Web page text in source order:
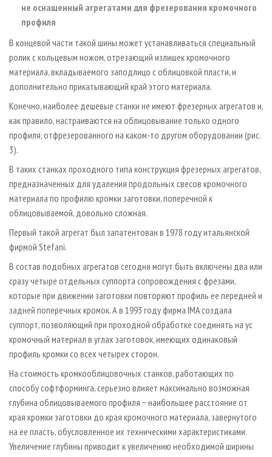
не оснащенный агрегатами для фрезерования кромочного
профиля
В концевой части такой шины может устанавливаться специальный
ролик с кольцевым ножом, отрезающий излишек кромочного
материала, вкладываемого заподлицо с облицовкой пласти, и
дополнительно прикатывающий край этого материала.
Конечно, наиболее дешевые станки не имеют фрезерных агрегатов и,
как правило, настраиваются на облицовывание только одного
профиля, отфрезерованного на каком­-то другом оборудовании (рис.
3).
В таких станках проходного типа конструкция фрезерных агрегатов,
предназначенных для удаления продольных свесов кромочного
материала по профилю кромки заготовки, поперечной к
облицовываемой, довольно сложная.
Первый такой агрегат был запатентован в 1978 году итальянской
фирмой Stefani.
В состав подобных агрегатов сегодня могут быть включены два или
сразу четыре отдельных суппорта сопровождения с фрезами,
которые при движении заготовки повторяют профиль ее передней и
задней поперечных кромок. А в 1993 году фирма IMA создала
суппорт, позволяющий при проходной обработке соединять на ус
кромочный материал в углах заготовок, имеющих одинаковый
профиль кромки со всех четырех сторон.
На стоимость кромкооблицовочных станков, работающих по
способу софтформинга, серьезно влияет максимально возможная
глубина облицовываемого профиля − наибольшее расстояние от
края кромки заготовки до края кромочного материала, завернутого
на ее пласть, обусловленное их техническими характеристиками.
Увеличение глубины приводит к увеличению необходимой ширины